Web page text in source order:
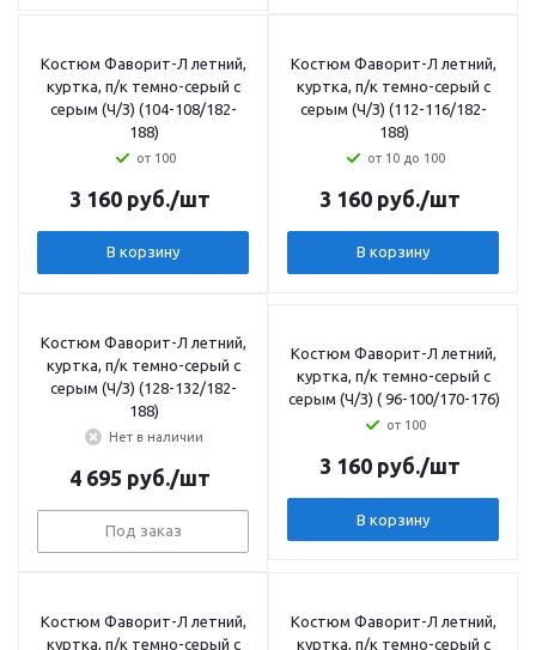
Костюм Фаворит-Л летний,
куртка, п/к темно-серый с
серым (Ч/З) (104-108/182-
188)
от 100
3 160руб./шт
В корзину
Костюм Фаворит-Л летний,
куртка, п/к темно-серый с
серым (Ч/З) (112-116/182-
188)
от 10 до 100
3 160руб./шт
В корзину
Костюм Фаворит-Л летний,
куртка, п/к темно-серый с
серым (Ч/З) (128-132/182-
188)
Нет в наличии
4 695 руб./шт
Под заказ
Костюм Фаворит-Л летний,
куртка, п/к темно-серый с
серым (Ч/З) ( 96-100/170-176)
от 100
3 160руб./шт
В корзину
Костюм Фаворит-Л летний,
куртка, п/к темно-серый с
Костюм Фаворит-Л летний,
куртка, п/к темно-серый с